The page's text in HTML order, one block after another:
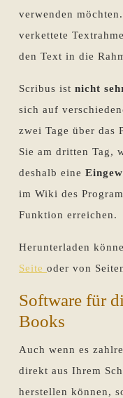
verwenden
verkettete
den Text in die
Scribus ist nicht
sich auf
zwei Tage über das
Sie am dritten Tag,
deshalb eine
im Wiki des
Funktion erreichen.
Herunterladen
Seite oder von
Software für
Books
Auch wenn es
direkt aus Ihrem
herstellen können,